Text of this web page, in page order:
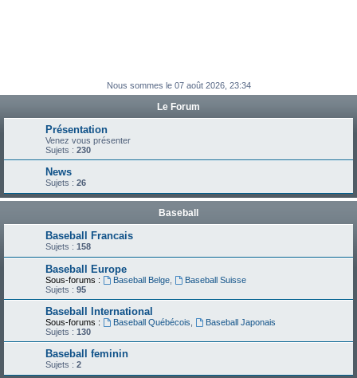
Nous sommes le 07 août 2026, 23:34
Le Forum
Présentation
Venez vous présenter
Sujets : 230
News
Sujets : 26
Baseball
Baseball Francais
Sujets : 158
Baseball Europe
Sous-forums : Baseball Belge,
Baseball Suisse
Sujets : 95
Baseball International
Sous-forums : Baseball Québécois
Baseball Japonais
Sujets : 130
Baseball feminin
Sujets : 2